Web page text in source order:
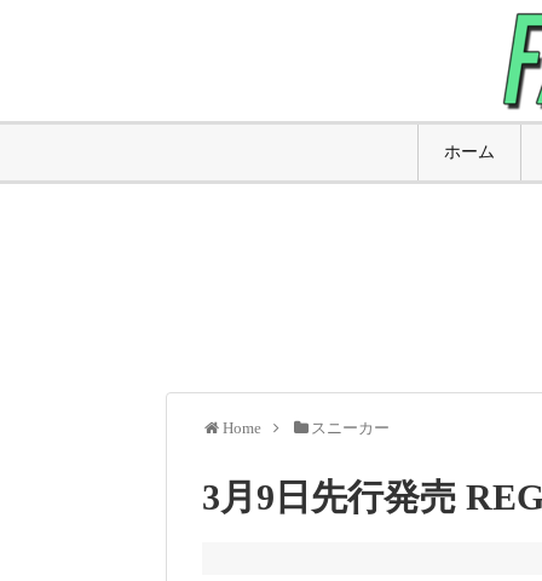
ホーム
Home スニーカー
3月9日先行発売